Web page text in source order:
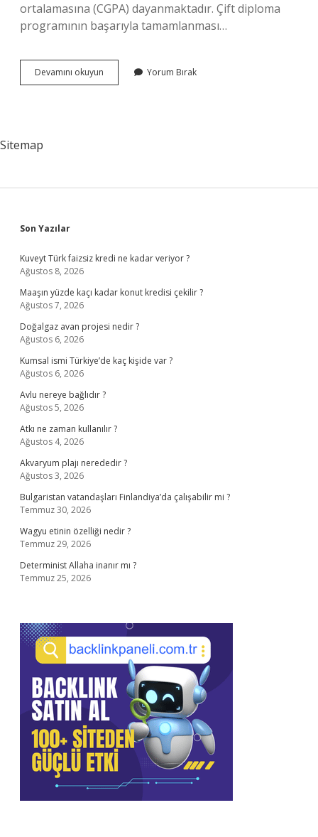
ortalamasına (CGPA) dayanmaktadır. Çift diploma
programının başarıyla tamamlanması…
Devamını okuyun
Için
Yorum Bırak
Sitemap
Sidebar
Son Yazılar
Kuveyt Türk faizsiz kredi ne kadar veriyor ?
Ağustos 8, 2026
Maaşın yüzde kaçı kadar konut kredisi çekilir ?
Ağustos 7, 2026
Doğalgaz avan projesi nedir ?
Ağustos 6, 2026
Kumsal ismi Türkiye’de kaç kişide var ?
Ağustos 6, 2026
Avlu nereye bağlıdır ?
Ağustos 5, 2026
Atkı ne zaman kullanılır ?
Ağustos 4, 2026
Akvaryum plajı nerededir ?
Ağustos 3, 2026
Bulgaristan vatandaşları Finlandiya’da çalışabilir mi ?
Temmuz 30, 2026
Wagyu etinin özelliği nedir ?
Temmuz 29, 2026
Determinist Allaha inanır mı ?
Temmuz 25, 2026